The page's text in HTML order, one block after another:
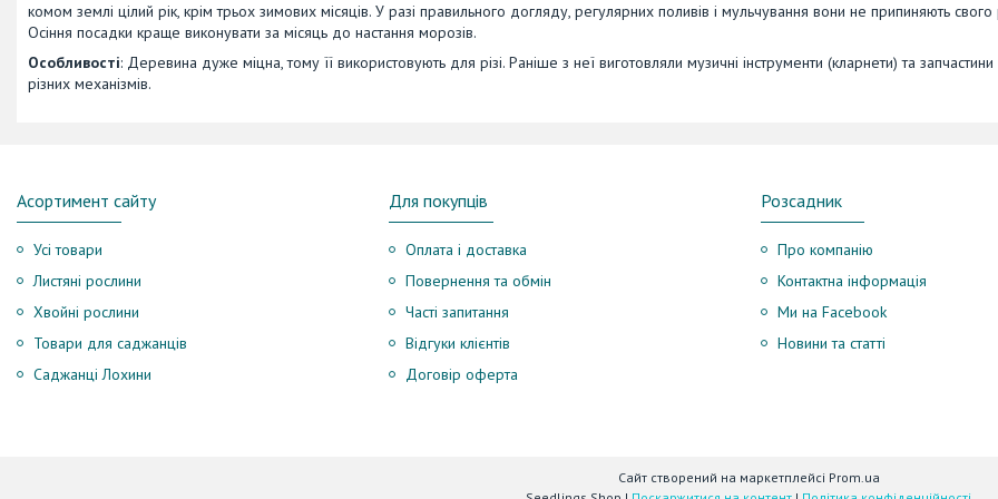
комом землі цілий рік, крім трьох зимових місяців. У разі правильного догляду, регулярних поливів і мульчування вони не припиняють свого
Осіння посадки краще виконувати за місяць до настання морозів.
Особливості: Деревина дуже міцна, тому її використовують для різі. Раніше з неї виготовляли музичні інструменти (кларнети) та
різних механізмів.
Асортимент сайту
Усі товари
Листяні рослини
Хвойні рослини
Товари для саджанців
Саджанці Лохини
Для покупців
Оплата і доставка
Повернення та обмін
Часті запитання
Відгуки клієнтів
Договір оферта
Розсадник
Про компанію
Контактна інформація
Ми на Facebook
Новини та статті
Сайт створений на маркетплейсі Prom.ua